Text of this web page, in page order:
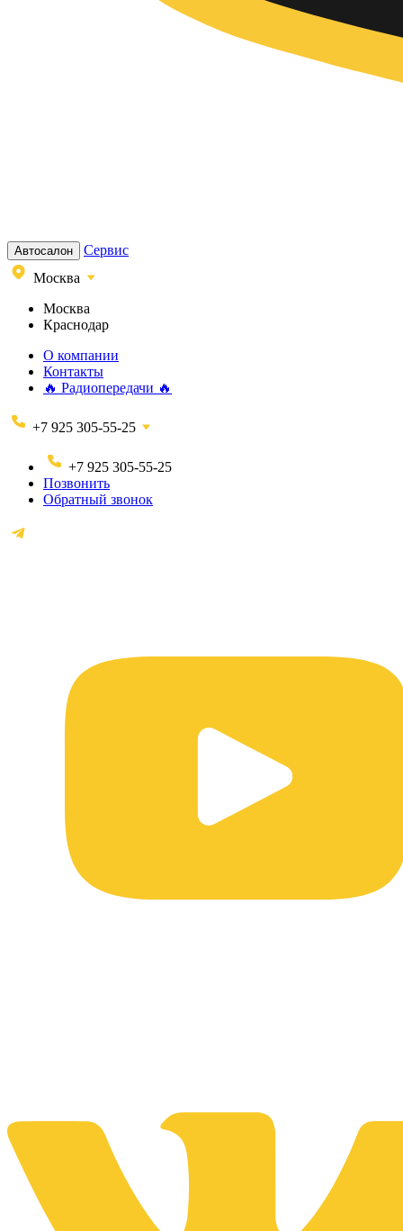
Автосалон
Сервис
Москва
Москва
Краснодар
О компании
Контакты
🔥 Радиопередачи 🔥
+7 925 305-55-25
+7 925 305-55-25
Позвонить
Обратный звонок